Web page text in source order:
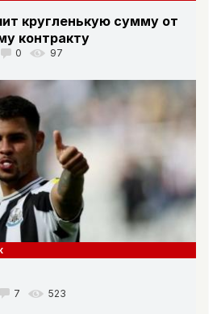
кругленькую сумму от
контракту
0 97
7 523